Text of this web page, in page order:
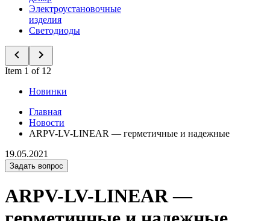
Электроустановочные
изделия
Светодиоды
Item 1 of 12
Новинки
Главная
Новости
ARPV-LV-LINEAR — герметичные и надежные
19.05.2021
Задать вопрос
ARPV-LV-LINEAR —